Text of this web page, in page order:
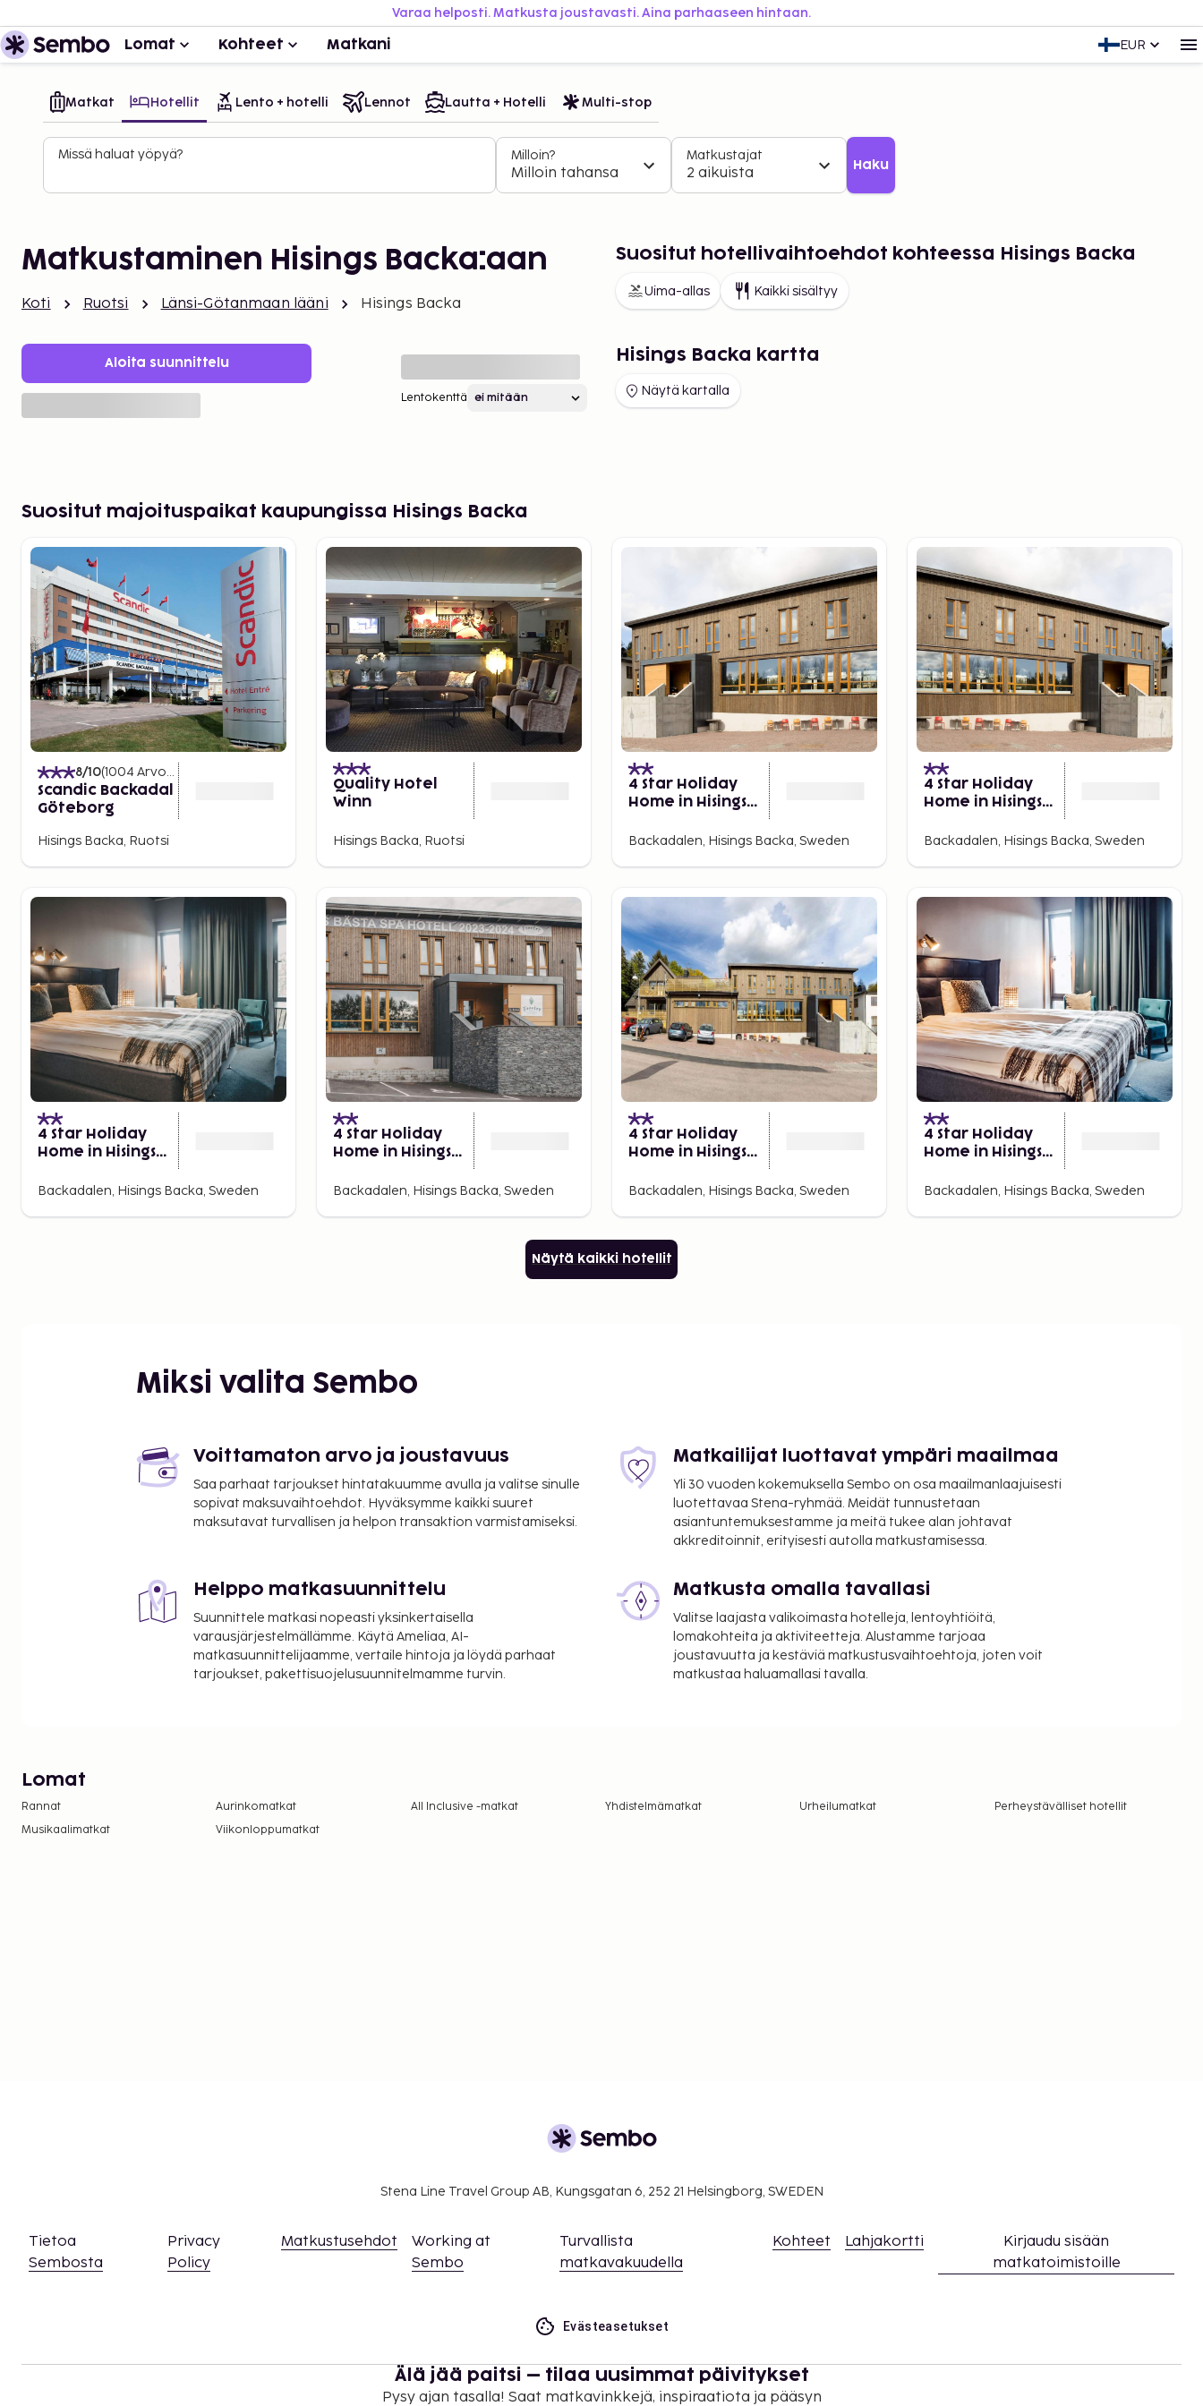
Varaa helposti. Matkusta joustavasti. Aina parhaaseen hintaan.
Lomat Kohteet Matkani EUR
Matkat Hotellit Lento + hotelli Lennot Lautta + Hotelli Multi-stop
Missä haluat yöpyä? Milloin?
Milloin tahansa
Matkustajat
2 aikuista Haku
Matkustaminen Hisings Backa:aan
Koti Ruotsi Länsi-Götanmaan lääni Hisings Backa
Aloita suunnittelu
Lentokenttä
Suositut hotellivaihtoehdot kohteessa Hisings Backa
Uima-allas Kaikki sisältyy
Hisings Backa kartta
Näytä kartalla
Suositut majoituspaikat kaupungissa Hisings Backa
8/10(1004 Arvostelut
Scandic Backadal
Göteborg
Hisings Backa, Ruotsi
Quality Hotel
Winn
Hisings Backa, Ruotsi
4 Star Holiday
Home in Hisings
Backadalen, Hisings Backa, Sweden
4 Star Holiday
Home in Hisings
Backadalen, Hisings Backa, Sweden
4 Star Holiday
Home in Hisings
Backadalen, Hisings Backa, Sweden
4 Star Holiday
Home in Hisings
Backadalen, Hisings Backa, Sweden
4 Star Holiday
Home in Hisings
Backadalen, Hisings Backa, Sweden
4 Star Holiday
Home in Hisings
Backadalen, Hisings Backa, Sweden
Näytä kaikki hotellit
Miksi valita Sembo
Voittamaton arvo ja joustavuus
Saa parhaat tarjoukset hintatakuumme avulla ja valitse sinulle
sopivat maksuvaihtoehdot. Hyväksymme kaikki suuret
maksutavat turvallisen ja helpon transaktion varmistamiseksi.
Matkailijat luottavat ympäri maailmaa
Yli 30 vuoden kokemuksella Sembo on osa maailmanlaajuisesti
luotettavaa Stena-ryhmää. Meidät tunnustetaan
asiantuntemuksestamme ja meitä tukee alan johtavat
akkreditoinnit, erityisesti autolla matkustamisessa.
Helppo matkasuunnittelu
Suunnittele matkasi nopeasti yksinkertaisella
varausjärjestelmällämme. Käytä Ameliaa, AI-
matkasuunnittelijaamme, vertaile hintoja ja löydä parhaat
tarjoukset, pakettisuojelusuunnitelmamme turvin.
Matkusta omalla tavallasi
Valitse laajasta valikoimasta hotelleja, lentoyhtiöitä,
lomakohteita ja aktiviteetteja. Alustamme tarjoaa
joustavuutta ja kestäviä matkustusvaihtoehtoja, joten voit
matkustaa haluamallasi tavalla.
Lomat
Rannat Aurinkomatkat All Inclusive -matkat Yhdistelmämatkat Urheilumatkat
Perheystävälliset hotellit
Musikaalimatkat
Viikonloppumatkat
Stena Line Travel Group AB, Kungsgatan 6, 252 21 Helsingborg, SWEDEN
Tietoa
Sembosta
Privacy
Policy
Matkustusehdot
Working at
Sembo
Turvallista
matkavakuudella
Kohteet Lahjakortti
Kirjaudu sisään
matkatoimistoille
Evästeasetukset
Älä jää paitsi – tilaa uusimmat päivitykset
Pysy ajan tasalla! Saat matkavinkkejä, inspiraatiota ja pääsyn